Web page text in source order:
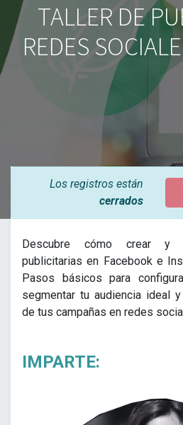
TALLER DE
REDES
Los registros están
cerrados
Descubre cómo crear y
publicitarias en Facebook e
Pasos básicos para
segmentar tu audiencia ideal
de tus campañas en redes
IMPARTE: